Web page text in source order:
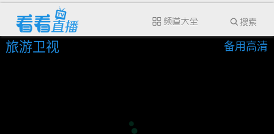
旅游卫视 备用高清